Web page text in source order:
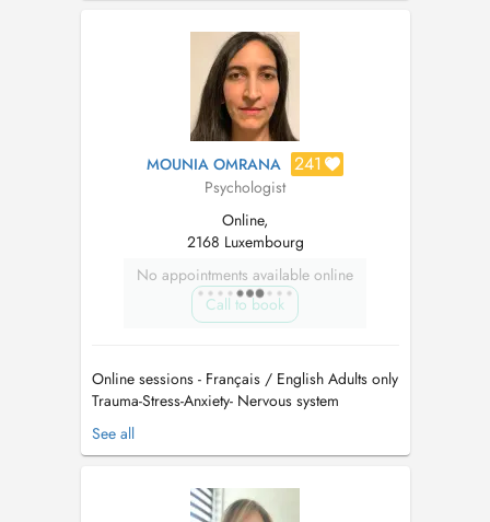
que je puisse vous répondre rapidement. - Si
vous deviez annuler votre rendez-vous, j...
MOUNIA OMRANA 241
Psychologist
Online,
2168 Luxembourg
No appointments available online
Call to book
Online sessions - Français / English Adults only
Trauma-Stress-Anxiety- Nervous system
regulation- Psychosomatic Je propose un
soutien psychologique dans le cadre de la
troubles liés au stress et à l'anxiété, et des
troubles psychosomatiques. Je vous...
See all